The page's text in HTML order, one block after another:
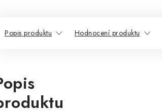
Popis produktu Hodnocení produktu